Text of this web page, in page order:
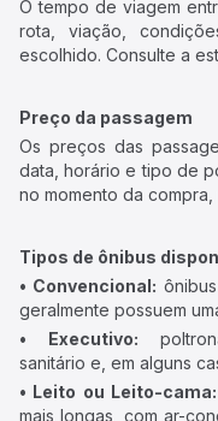
O tempo de viagem
rota, viação,
escolhido. Consulte a
Preço da passagem
Os preços das
data, horário e tipo de
no momento da
Tipos de ônibus
• Convencional:
geralmente possuem
• Executivo:
sanitário e, em alguns
• Leito ou Leito-cama:
mais longas, com ar-